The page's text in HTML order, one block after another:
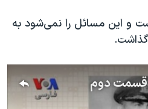
و این مسائل را نمی‌شود به